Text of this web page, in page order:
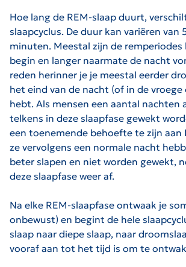
Hoe lang de REM-slaap duurt,
slaapcyclus. De duur kan variëren van
minuten. Meestal zijn de
begin en langer naarmate de nacht
reden herinner je je meestal eerder
het eind van de nacht (of in de
hebt. Als mensen een aantal nachten
telkens in deze slaapfase gewekt
een toenemende behoefte te zijn aan
ze vervolgens een normale nacht
beter slapen en niet worden gewekt,
deze slaapfase weer af.
Na elke REM-slaapfase ontwaak je
onbewust) en begint de hele
slaap naar diepe slaap, naar
vooraf aan tot het tijd is om te